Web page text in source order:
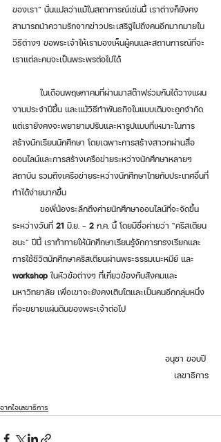
ของเรา” นั่นแปลว่าแม้ในสถาการณ์เช่นนี้ เราต่างก็ยังคง
สามารถนำความรักจากข่าวประเสริฐไปถึงคนอีกมากมายใน
วิธีต่างๆ ขอพระเจ้าให้เรามองเห็นผู้คนและสถานการณ์ที่จะ
เราแต่ละคนจะเป็นพระพรต่อไปได้
งานประจำปีขึ้น และแม้วิธีทำพันธกิจในแบบเดิมจะถูกจำกัด
แต่เรายังคงจะพยายามปรับและหารูปแบบที่เหมาะในการ
สร้างนักเรียนนักศึกษา โดยเฉพาะการสร้างสาวกผ่านสื่อ
ออนไลน์และการสร้างเครือข่ายระหว่างนักศึกษาหลายๆ
สถาบัน รวมถึงเครือข่ายระหว่างนักศึกษาไทยกับประเทศอื่นที่
ทำได้ง่ายมากขึ้น
ระหว่างวันที่ 21 มิ.ย. – 2 ก.ค. นี้ โดยมีชื่อค่ายว่า “คริสเตียน
ชนะ” ปีนี้ เราท้าทายให้นักศึกษาเรียนรู้จักการทรงเรียกและ
การใช้ชีวิตนักศึกษาคริสเตียนผ่านพระธรรมเนะหมีย์ และ
workshop ในหัวข้อต่างๆ ที่เกี่ยวข้องกับสังคมและ
มหาวิทยาลัย เพื่อเขาจะยังคงเติบโตและเป็นคนอีกกลุ่มหนึ่ง
ที่จะขยายแผ่นดินของพระเจ้าต่อไป
อนุชา ขอบปี
เลขาธิการ
จากใจเลขาธิการ